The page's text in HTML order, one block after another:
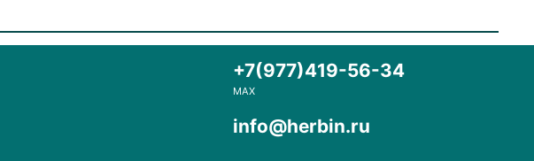
+7(977)419-56-34
MAX
info@herbin.ru